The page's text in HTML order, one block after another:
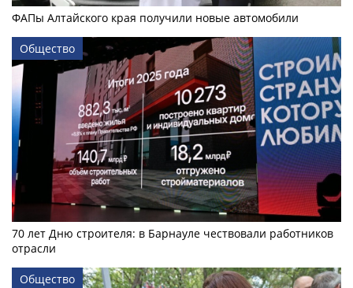
ФАПы Алтайского края получили новые автомобили
Общество
70 лет Дню строителя: в Барнауле чествовали работников
отрасли
Общество